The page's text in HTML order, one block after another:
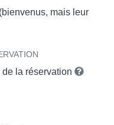
mais leur
la réservation